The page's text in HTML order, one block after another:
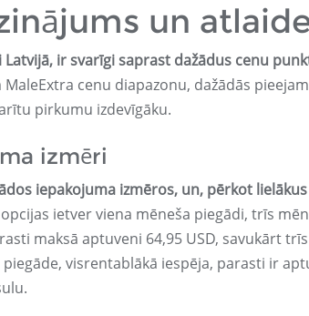
un
ir svarīgi saprast dažādus cenu
cenu diapazonu, dažādās
pirkumu izdevīgāku.
izmēri
iepakojuma izmēros, un, pērkot
ietver viena mēneša piegādi, trīs
maksā aptuveni 64,95 USD, savukārt
piegāde, visrentablākā iespēja, parasti ir